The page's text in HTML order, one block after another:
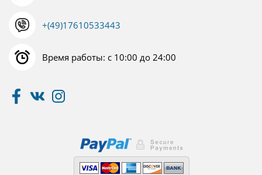
+(49)17610533443
Время работы: с 10:00 до 24:00